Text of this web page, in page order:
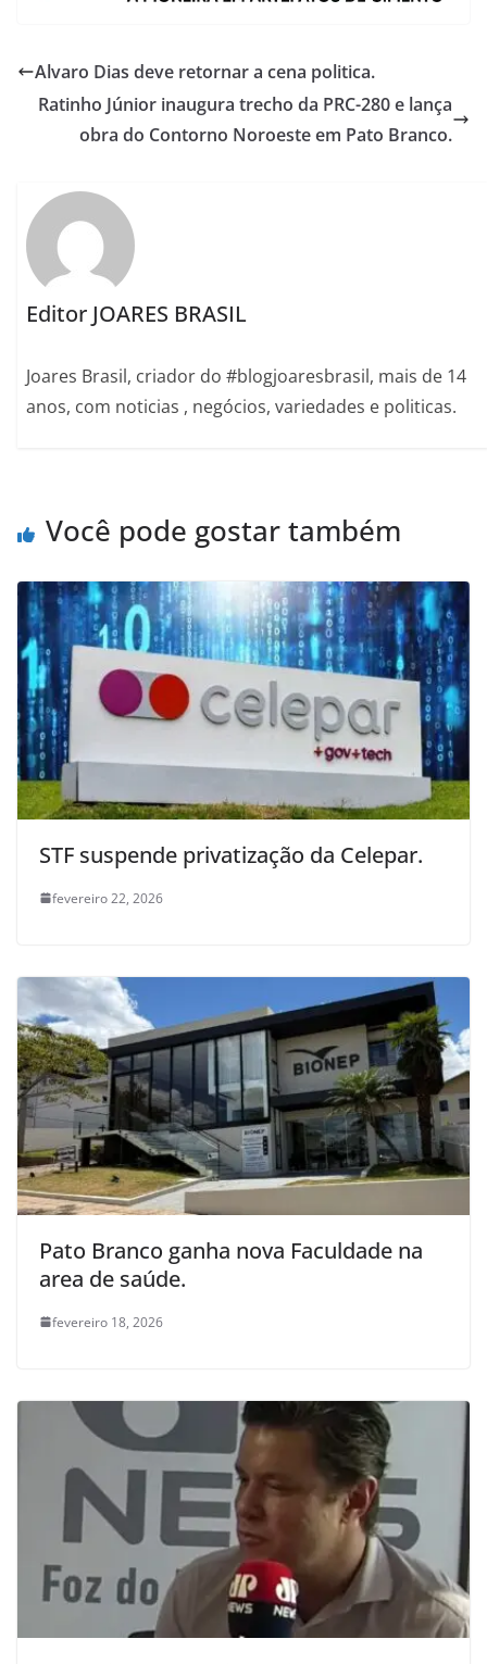
Alvaro Dias deve retornar a cena politica.
Ratinho Júnior inaugura trecho da PRC-280 e lança
obra do Contorno Noroeste em Pato Branco.
Editor JOARES BRASIL
Joares Brasil, criador do #blogjoaresbrasil, mais de 14
anos, com noticias , negócios, variedades e politicas.
Você pode gostar também
STF suspende privatização da Celepar.
fevereiro 22, 2026
Pato Branco ganha nova Faculdade na
area de saúde.
fevereiro 18, 2026